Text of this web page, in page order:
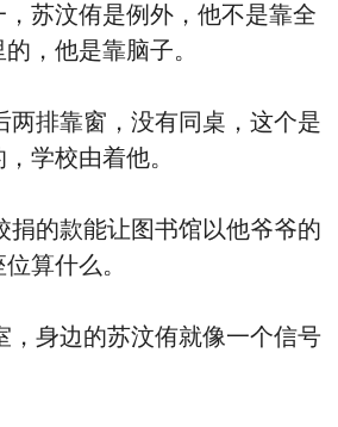
苏汶侑是例外，他不是靠全
，他是靠脑子。
排靠窗，没有同桌，这个是
学校由着他。
的款能让图书馆以他爷爷的
算什么。
身边的苏汶侑就像一个信号